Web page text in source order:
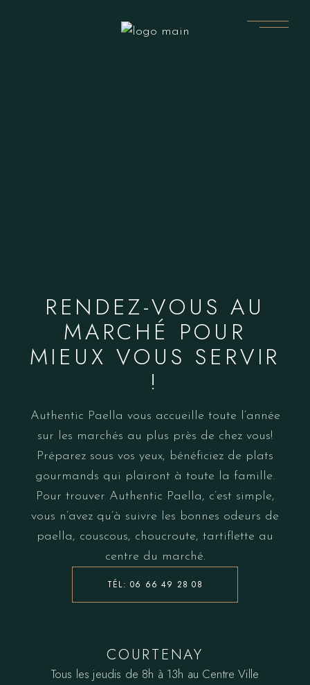
RENDEZ-VOUS AU
MARCHÉ POUR
MIEUX VOUS SERVIR
!
Authentic Paella vous accueille toute l’année
sur les marchés au plus près de chez vous!
Préparez sous vos yeux, bénéficiez de plats
gourmands qui plairont à toute la famille.
Pour trouver Authentic Paella, c’est simple,
vous n’avez qu’à suivre les bonnes odeurs de
paella, couscous, choucroute, tartiflette au
centre du marché.
TÉL: 06 66 49 28 08
COURTENAY
Tous les jeudis de 8h à 13h au Centre Ville